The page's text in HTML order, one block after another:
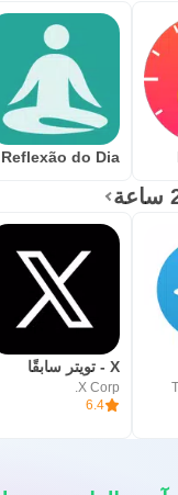
Reflexão do Dia
X - تويتر سابقًا
X Corp.
6.4